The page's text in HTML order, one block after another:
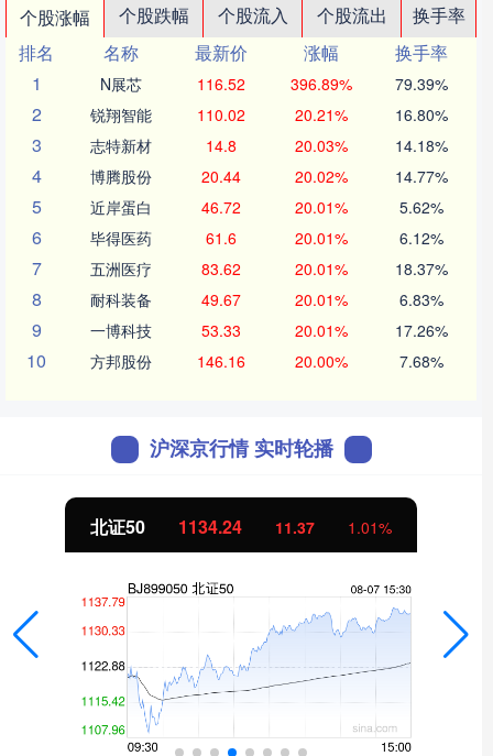
个股涨幅 个股跌幅 个股流入 个股流出
换手率
排名
名称 最新价 涨幅
换手率
1
N展芯 116.52 396.89% 79.39%
2 锐翔智能 110.02 20.21% 16.80%
3 志特新材 14.8 20.03% 14.18%
4 博腾股份 20.44 20.02% 14.77%
5 近岸蛋白 46.72 20.01% 5.62%
6 毕得医药 61.6 20.01% 6.12%
7 五洲医疗 83.62 20.01% 18.37%
8 耐科装备 49.67 20.01% 6.83%
9 一博科技 53.33 20.01% 17.26%
10 方邦股份 146.16 20.00% 7.68%
沪深京行情 实时轮播
北证50 1134.24 11.37 1.01%